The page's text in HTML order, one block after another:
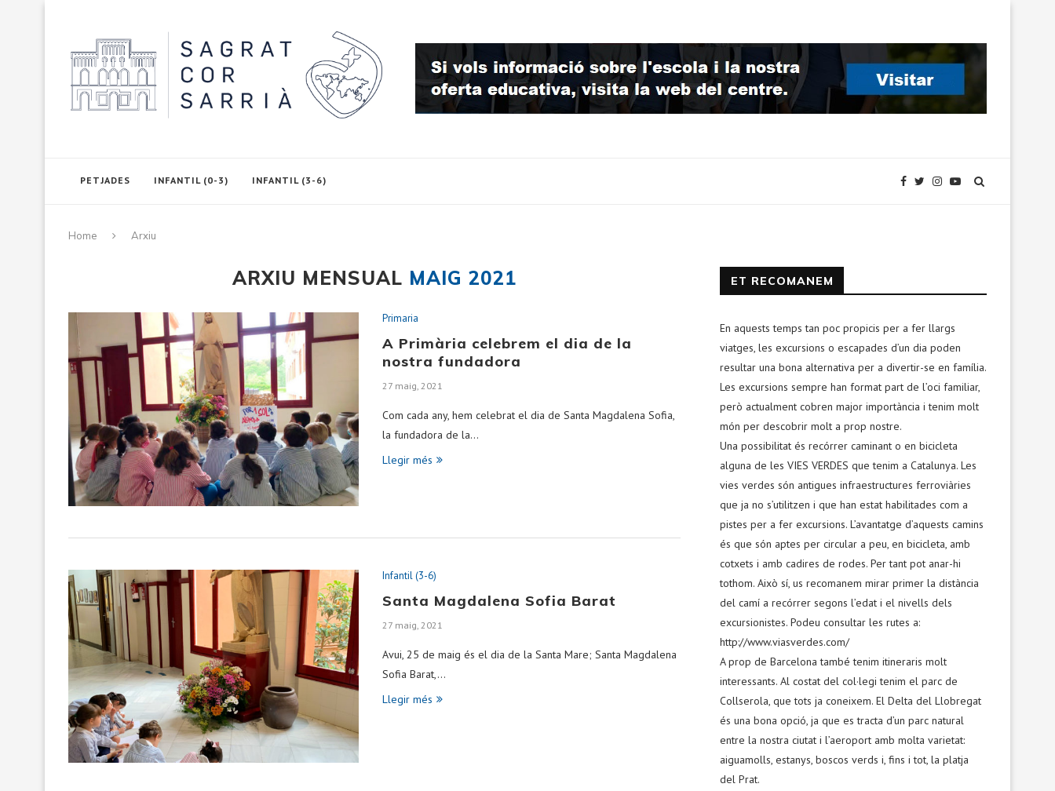
PETJADES INFANTIL (0-3) INFANTIL (3-6)
Home Arxiu
ARXIU MENSUAL MAIG 2021
Primaria
A Primària celebrem el dia de la
nostra fundadora
27 maig, 2021
Com cada any, hem celebrat el dia de Santa Magdalena Sofia,
la fundadora de la…
Llegir més
Infantil (3-6)
Santa Magdalena Sofia Barat
27 maig, 2021
Avui, 25 de maig és el dia de la Santa Mare; Santa Magdalena
Sofia Barat,…
Llegir més
ET RECOMANEM
En aquests temps tan poc propicis per a fer llargs
viatges, les excursions o escapades d’un dia poden
resultar una bona alternativa per a divertir-se en família.
Les excursions sempre han format part de l’oci familiar,
però actualment cobren major importància i tenim molt
món per descobrir molt a prop nostre.
Una possibilitat és recórrer caminant o en bicicleta
alguna de les VIES VERDES que tenim a Catalunya. Les
vies verdes són antigues infraestructures ferroviàries
que ja no s’utilitzen i que han estat habilitades com a
pistes per a fer excursions. L’avantatge d’aquests camins
és que són aptes per circular a peu, en bicicleta, amb
cotxets i amb cadires de rodes. Per tant pot anar-hi
tothom. Això sí, us recomanem mirar primer la distància
del camí a recórrer segons l’edat i el nivells dels
excursionistes. Podeu consultar les rutes a:
http://www.viasverdes.com/
A prop de Barcelona també tenim itineraris molt
interessants. Al costat del col·legi tenim el parc de
Collserola, que tots ja coneixem. El Delta del Llobregat
és una bona opció, ja que es tracta d’un parc natural
entre la nostra ciutat i l’aeroport amb molta varietat:
aiguamolls, estanys, boscos verds i, fins i tot, la platja
del Prat.